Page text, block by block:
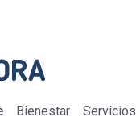
Bienestar Servicios